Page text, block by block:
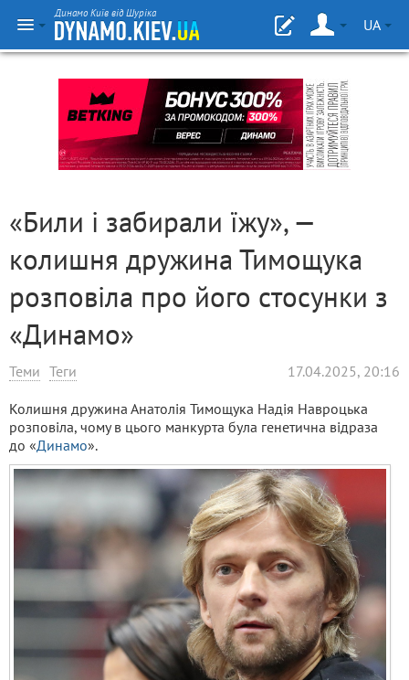
Динамо Київ від Шуріка
UA
«Били і забирали їжу», —
колишня дружина Тимощука
розповіла про його стосунки з
«Динамо»
Теми Теги 17.04.2025, 20:16
Колишня дружина Анатолія Тимощука Надія Навроцька
розповіла, чому в цього манкурта була генетична відраза
до «Динамо».